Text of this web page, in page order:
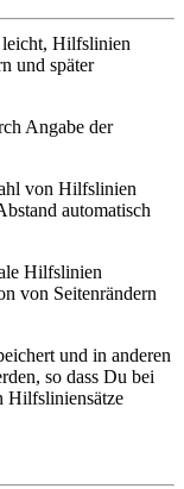
leicht, Hilfslinien
und später
Angabe der
von Hilfslinien
automatisch
Hilfslinien
von Seitenrändern
und in anderen
so dass Du bei
Hilfsliniensätze